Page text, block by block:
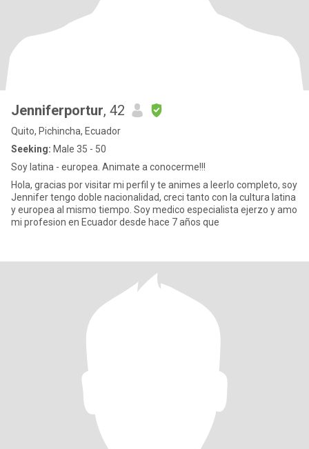
Jenniferportur, 42
Quito, Pichincha, Ecuador
Seeking: Male 35 - 50
Soy latina - europea. Animate a conocerme!!!
Hola, gracias por visitar mi perfil y te animes a leerlo completo, soy
Jennifer tengo doble nacionalidad, creci tanto con la cultura latina
y europea al mismo tiempo. Soy medico especialista ejerzo y amo
mi profesion en Ecuador desde hace 7 años que